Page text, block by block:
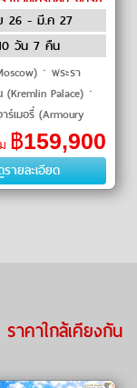
หยดเลือด by
26 - มี.ค 27
วัน 7 คืน
ㆍพระรา
(Kremlin Palace)ㆍ
เมอรี่ (Armoury
ㆍจัตุรัสแดง (Red
หารเซนต์บาซิล (St.
ㆍ
฿159,900
รายละเอียด
าคาใกล้เคียงกัน